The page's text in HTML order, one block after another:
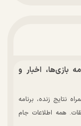
نتایج، برنامه بازی‌ها، اخبار و
کامل جام جهانی 2026 به همراه نتایج زنده، برنامه
همه اطلاعات جام